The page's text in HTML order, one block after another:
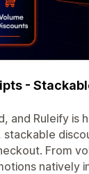
-
and Ruleify is
From
natively